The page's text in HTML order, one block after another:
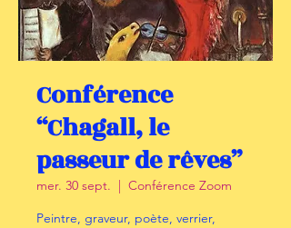
Conférence
“Chagall, le
passeur de rêves”
mer. 30 sept.
  |
Conférence Zoom
Peintre, graveur, poète, verrier,